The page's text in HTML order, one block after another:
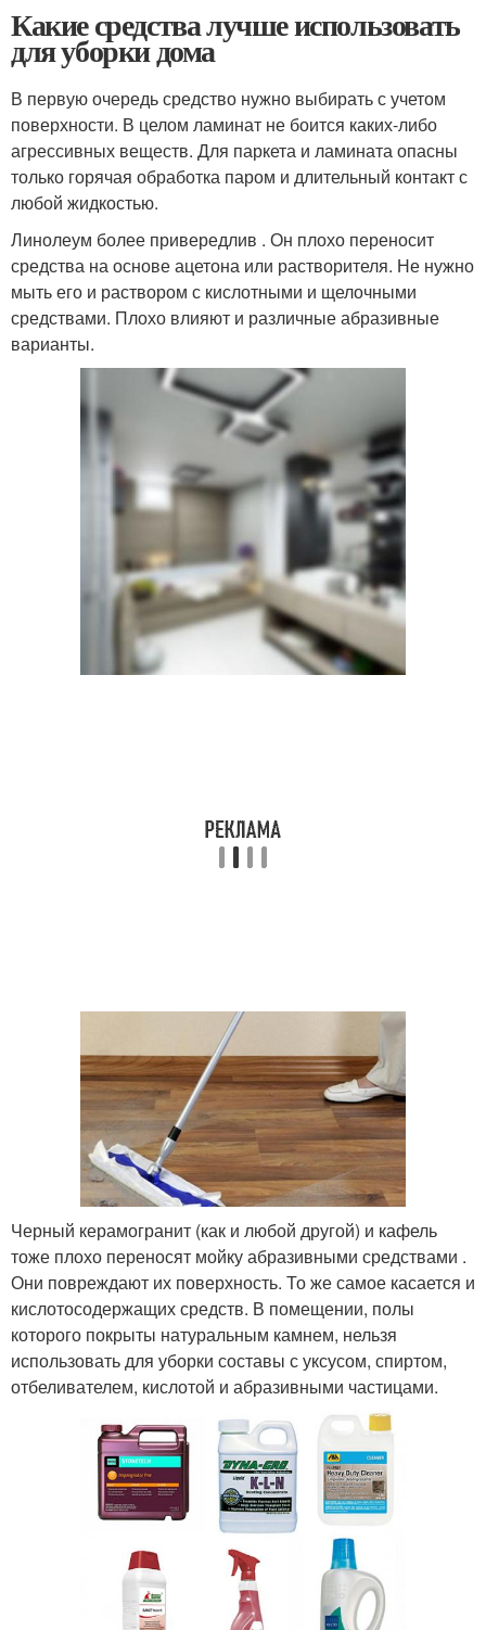
Какие средства лучше использовать
для уборки дома
В первую очередь средство нужно выбирать с учетом
поверхности. В целом ламинат не боится каких-либо
агрессивных веществ. Для паркета и ламината опасны
только горячая обработка паром и длительный контакт с
любой жидкостью.
Линолеум более привередлив . Он плохо переносит
средства на основе ацетона или растворителя. Не нужно
мыть его и раствором с кислотными и щелочными
средствами. Плохо влияют и различные абразивные
варианты.
Черный керамогранит (как и любой другой) и кафель
тоже плохо переносят мойку абразивными средствами .
Они повреждают их поверхность. То же самое касается и
кислотосодержащих средств. В помещении, полы
которого покрыты натуральным камнем, нельзя
использовать для уборки составы с уксусом, спиртом,
отбеливателем, кислотой и абразивными частицами.